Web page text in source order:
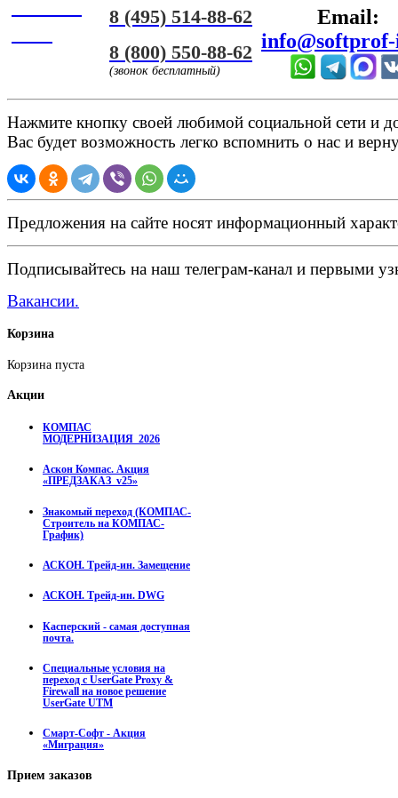
8 (495) 514-88-62
8 (800) 550-88-62
(звонок бесплатный)
Email:
Нажмите кнопку своей любимой социальной сети и
Вас будет возможность легко вспомнить о нас и
Предложения на сайте носят информационный
Подписывайтесь на наш телеграм-канал и первыми
Вакансии.
Корзина
Корзина пуста
Акции
КОМПАС
МОДЕРНИЗАЦИЯ_2026
Аскон Компас. Акция
«ПРЕДЗАКАЗ_v25»
Знакомый переход (КОМПАС-
Строитель на КОМПАС-
График)
АСКОН. Трейд-ин. Замещение
АСКОН. Трейд-ин. DWG
Касперский - самая доступная
почта.
Специальные условия на
переход с UserGate Proxy &
Firewall на новое решение
UserGate UTM
Смарт-Софт - Акция
«Миграция»
Прием заказов